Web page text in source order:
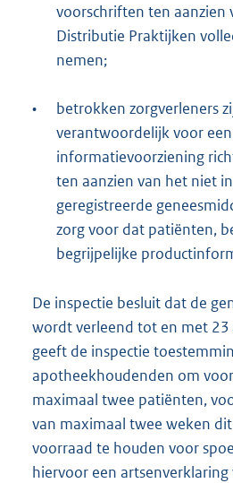
voorschriften ten aanzien
Distributie Praktijken
nemen;
•
betrokken zorgverleners
verantwoordelijk voor
informatievoorziening
ten aanzien van het niet
geregistreerde
zorg voor dat patiënten,
begrijpelijke
De inspectie besluit dat de
wordt verleend tot en met 23
geeft de inspectie
apotheekhoudenden om
maximaal twee patiënten,
van maximaal twee weken
voorraad te houden voor
hiervoor een